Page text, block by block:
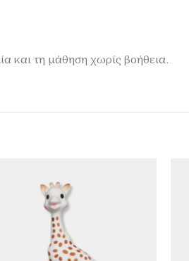
και τη μάθηση χωρίς βοήθεια.